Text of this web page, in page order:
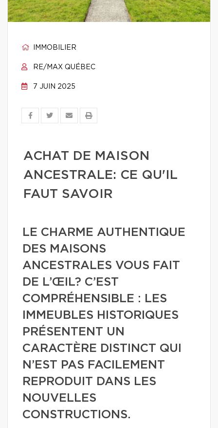
IMMOBILIER
RE/MAX QUÉBEC
7 JUIN 2025
ACHAT DE MAISON
ANCESTRALE: CE QU'IL
FAUT SAVOIR
LE CHARME AUTHENTIQUE
DES MAISONS
ANCESTRALES VOUS FAIT
DE L’ŒIL? C’EST
COMPRÉHENSIBLE : LES
IMMEUBLES HISTORIQUES
PRÉSENTENT UN
CARACTÈRE DISTINCT QUI
N’EST PAS FACILEMENT
REPRODUIT DANS LES
NOUVELLES
CONSTRUCTIONS.